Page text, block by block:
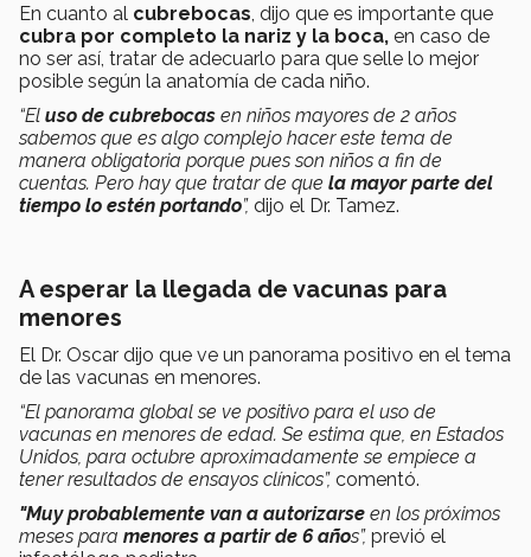
En cuanto al cubrebocas , dijo que es importante que
cubra por completo la nariz y la boca, en caso de
no ser así, tratar de adecuarlo para que selle lo mejor
posible según la anatomía de cada niño.
“El uso de cubrebocas en niños mayores de 2 años
sabemos que es algo complejo hacer este tema de
manera obligatoria porque pues son niños a fin de
cuentas. Pero hay que tratar de que la mayor parte del
tiempo lo estén portando”, dijo el Dr. Tamez.
A esperar la llegada de vacunas para
menores
El Dr. Oscar dijo que ve un panorama positivo en el tema
de las vacunas en menores.
“El panorama global se ve positivo para el uso de
vacunas en menores de edad. Se estima que, en Estados
Unidos, para octubre aproximadamente se empiece a
tener resultados de ensayos clínicos”, comentó.
"Muy probablemente van a autorizarse en los próximos
meses para menores a partir de 6 años”, previó el